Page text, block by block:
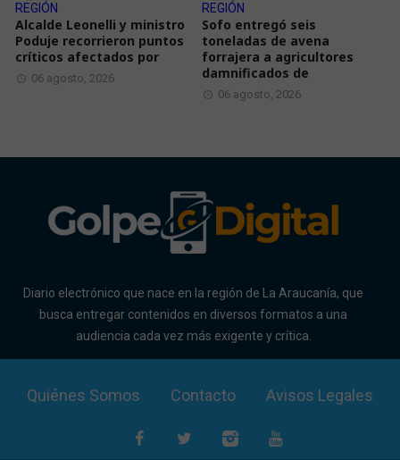
REGIÓN
Alcalde Leonelli y ministro
Poduje recorrieron puntos
críticos afectados por
06 agosto, 2026
REGIÓN
Sofo entregó seis
toneladas de avena
forrajera a agricultores
damnificados de
06 agosto, 2026
Diario electrónico que nace en la región de La Araucanía, que
busca entregar contenidos en diversos formatos a una
audiencia cada vez más exigente y crítica.
Quiénes Somos Contacto Avisos Legales